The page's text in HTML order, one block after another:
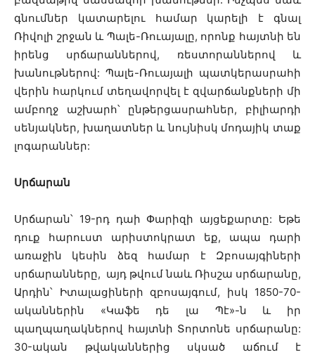
գնումներ կատարելու համար կարելի է գնալ
Ռիվոլի շրջան և Պալե-Ռուայալը, որոնք հայտնի են
իրենց սրճարաններով, ռեստորաններով և
խանութներով: Պալե-Ռուայալի պատկերասրահի
վերին հարկում տեղավորվել է զվարճանքների մի
ամբողջ աշխարհ՝ ընթերցասրահներ, բիլիարդի
սենյակներ, խաղատներ և նույնիսկ մոդայիկ տաք
լոգարաններ:
Սրճարան
Սրճարան՝ 19-րդ դաի Փարիզի այցեքարտը: Եթե
դուք հարուստ արիստոկրատ եք, ապա դարի
առաջին կեսին ձեզ համար է Զբոսայգիների
սրճարանները, այդ թվում նաև Ռիսշա սրճարանը,
Արդին՝ Իտալացիների զբոսայգում, իսկ 1850-70-
ականներին «Կաֆե դե լա Պէ»-ն և իր
պաղպաղակներով հայտնի Տորտոնե սրճարանը:
30-ական թվականներից սկսած աճում է